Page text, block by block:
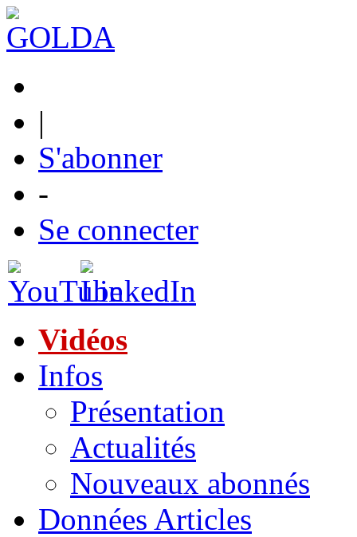
|
S'abonner
-
Se connecter
Vidéos
Infos
Présentation
Actualités
Nouveaux abonnés
Données Articles